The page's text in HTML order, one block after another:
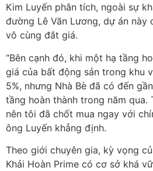
Kim Luyến phân tích, ngoài sự
đường Lê Văn Lương, dự án này
vô cùng đắt giá.
“Bên cạnh đó, khi một hạ tầng
giá của bất động sản trong khu
5%, nhưng Nhà Bè đã có đến
tầng hoàn thành trong năm qua.
nên tôi đã chốt mua ngay với
ông Luyến khẳng định.
Theo giới chuyên gia, kỳ vọng
Khải Hoàn Prime có cơ sở khá